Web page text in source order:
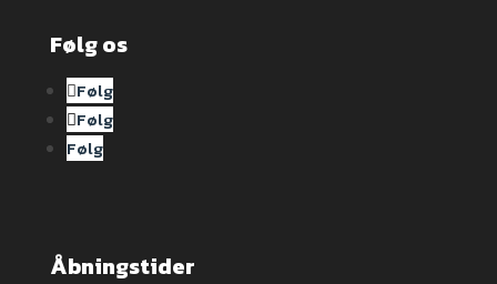
Følg os
Følg
Følg
Følg
Åbningstider